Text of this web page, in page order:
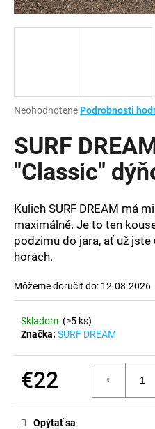
Priemerné
produktu
je
0,0
hviezdičiek.
NeohodnotenéPodrobnosti
SURF
"Classic"
Kulich SURF DREAM má
maximálně. Je to ten
podzimu do jara, ať už jste
horách.
Môžeme doručiť do: 12.08.2026
Skladom (>5 ks)
Značka: SURF DREAM
€22
Opýtať sa
á
HĽADAŤ
O
d
p
r
ú
a
e